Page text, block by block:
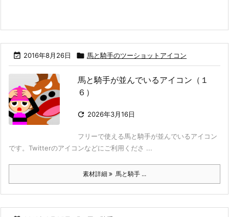
 2016年8月26日  馬と騎手のツーショットアイコン
馬と騎手が並んでいるアイコン（１
６）
 2026年3月16日
フリーで使える馬と騎手が並んでいるアイコン
です。Twitterのアイコンなどにご利用くださ ...
素材詳細 馬と騎手 ...